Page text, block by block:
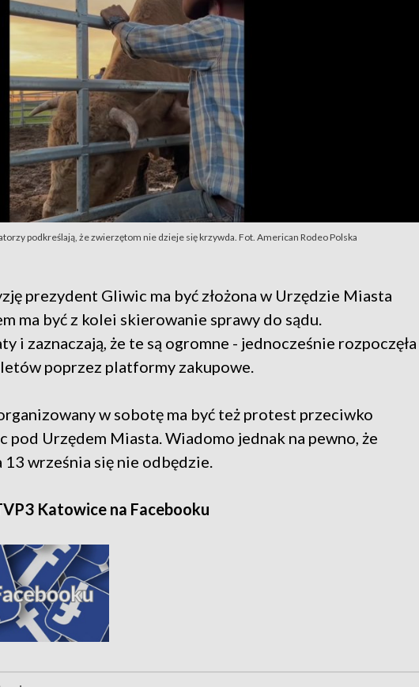
podkreślają, że zwierzętom nie dzieje się krzywda. Fot. American Rodeo Polska
prezydent Gliwic ma być złożona w Urzędzie Miasta
ma być z kolei skierowanie sprawy do sądu.
i zaznaczają, że te są ogromne - jednocześnie rozpoczęła
poprzez platformy zakupowe.
w sobotę ma być też protest przeciwko
Urzędem Miasta. Wiadomo jednak na pewno, że
września się nie odbędzie.
Katowice na Facebooku